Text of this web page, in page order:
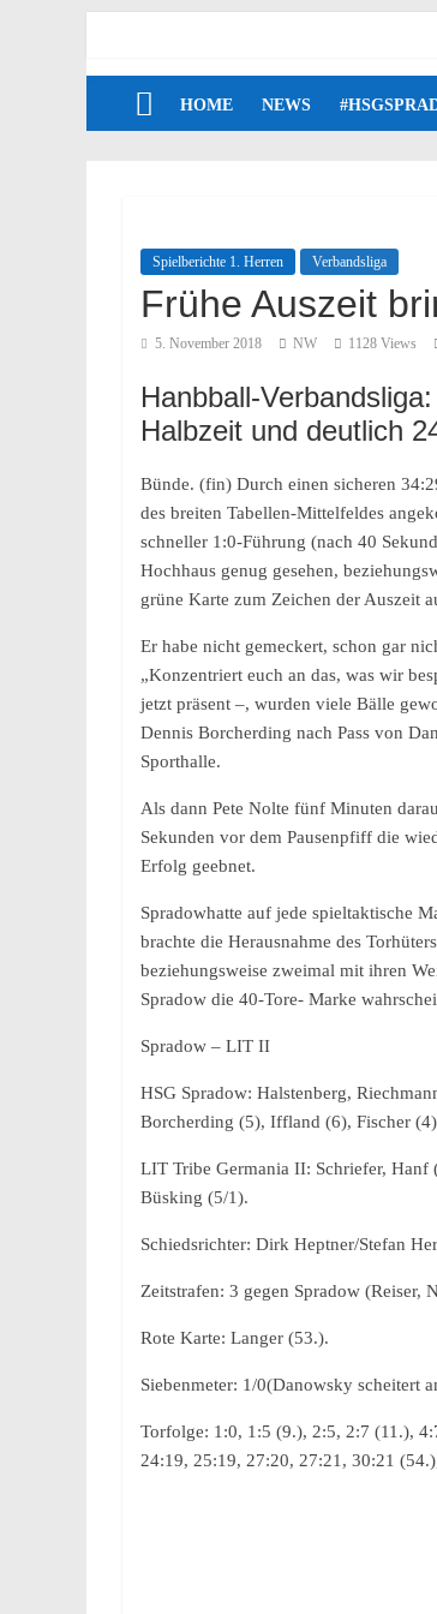
HOME NEWS
Spielberichte 1. Herren Verbandsliga
Frühe Auszeit
5. November 2018 NW 1128 Views
Hanbball-
Halbzeit und deutlich
Bünde. (fin) Durch einen sicheren
des breiten Tabellen-Mittelfeldes
schneller 1:0-Führung (nach 40
Hochhaus genug gesehen,
grüne Karte zum Zeichen der Auszeit
Er habe nicht gemeckert, schon gar
„Konzentriert euch an das, was wir
jetzt präsent –, wurden viele Bälle
Dennis Borcherding nach Pass von
Sporthalle.
Als dann Pete Nolte fünf Minuten
Sekunden vor dem Pausenpfiff die
Erfolg geebnet.
Spradowhatte auf jede spieltaktische
brachte die Herausnahme des
beziehungsweise zweimal mit ihren
Spradow die 40-Tore- Marke
Spradow – LIT II
HSG Spradow: Halstenberg,
Borcherding (5), Iffland (6), Fischer
LIT Tribe Germania II: Schriefer,
Büsking (5/1).
Schiedsrichter: Dirk Heptner/Stefan
Zeitstrafen: 3 gegen Spradow
Rote Karte: Langer (53.).
Siebenmeter: 1/0(Danowsky scheitert
Torfolge: 1:0, 1:5 (9.), 2:5, 2:7 (11.),
24:19, 25:19, 27:20, 27:21, 30:21